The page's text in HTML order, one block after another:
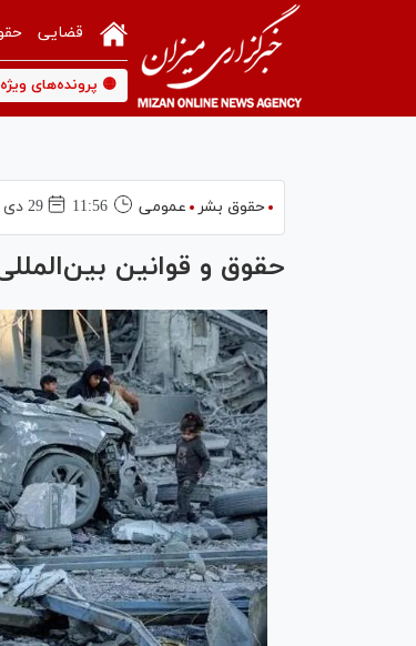
قضایی
🟡 پرونده‌های
حقوق بشر عمومی 11:56 29 دی 1403
حقوق و قوانین